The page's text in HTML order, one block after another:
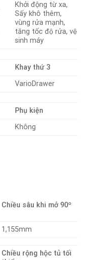
Khởi động từ xa,
Sấy khô thêm,
vùng rửa mạnh,
tăng tốc độ rửa, vệ
sinh máy
Khay thứ 3
VarioDrawer
Phụ kiện
Không
Chiều sâu khi mở 90º
1,155mm
Chiều rộng hộc tủ tối